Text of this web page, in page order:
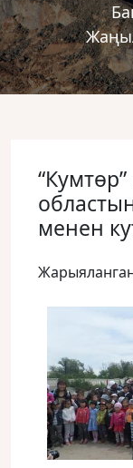
менен